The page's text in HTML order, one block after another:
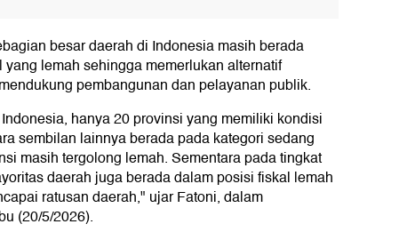
besar daerah di Indonesia masih berada
lemah sehingga memerlukan alternatif
pembangunan dan pelayanan publik.
hanya 20 provinsi yang memiliki kondisi
sembilan lainnya berada pada kategori sedang
masih tergolong lemah. Sementara pada tingkat
daerah juga berada dalam posisi fiskal lemah
ratusan daerah," ujar Fatoni, dalam
(20/5/2026).